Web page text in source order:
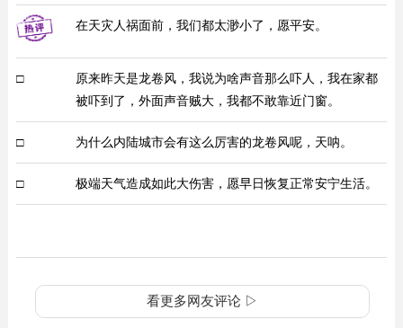
在天灾人祸面前，我们都太渺小了，愿平安。
□
原来昨天是龙卷风，我说为啥声音那么吓人，我在家都
被吓到了，外面声音贼大，我都不敢靠近门窗。
□ 为什么内陆城市会有这么厉害的龙卷风呢，天呐。
□ 极端天气造成如此大伤害，愿早日恢复正常安宁生活。
看更多网友评论 ▷